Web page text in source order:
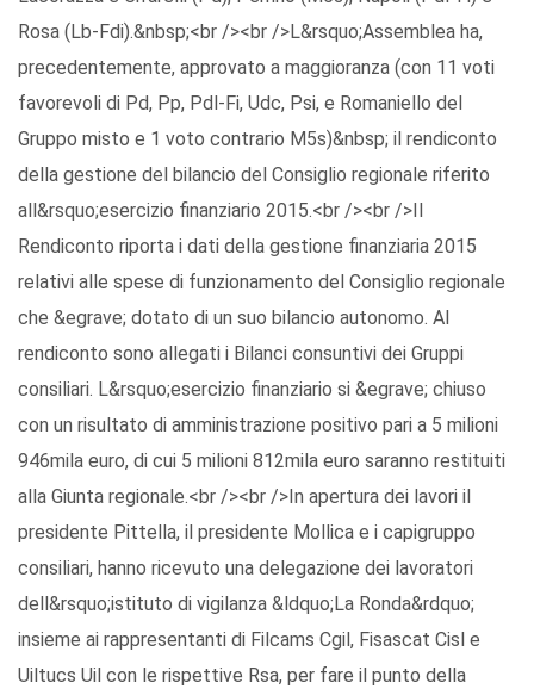
Rosa (Lb-Fdi).&nbsp;<br /><br />L&rsquo;Assemblea ha,
precedentemente, approvato a maggioranza (con 11 voti
favorevoli di Pd, Pp, Pdl-Fi, Udc, Psi, e Romaniello del
Gruppo misto e 1 voto contrario M5s)&nbsp; il rendiconto
della gestione del bilancio del Consiglio regionale riferito
all&rsquo;esercizio finanziario 2015.<br /><br />Il
Rendiconto riporta i dati della gestione finanziaria 2015
relativi alle spese di funzionamento del Consiglio regionale
che &egrave; dotato di un suo bilancio autonomo. Al
rendiconto sono allegati i Bilanci consuntivi dei Gruppi
consiliari. L&rsquo;esercizio finanziario si &egrave; chiuso
con un risultato di amministrazione positivo pari a 5 milioni
946mila euro, di cui 5 milioni 812mila euro saranno restituiti
alla Giunta regionale.<br /><br />In apertura dei lavori il
presidente Pittella, il presidente Mollica e i capigruppo
consiliari, hanno ricevuto una delegazione dei lavoratori
dell&rsquo;istituto di vigilanza &ldquo;La Ronda&rdquo;
insieme ai rappresentanti di Filcams Cgil, Fisascat Cisl e
Uiltucs Uil con le rispettive Rsa, per fare il punto della